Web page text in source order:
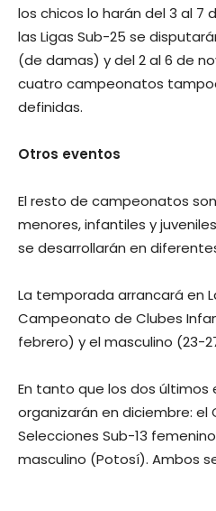
los chicos lo harán del 3 al 7
las Ligas Sub-25 se
(de damas) y del 2 al 6 de
cuatro campeonatos
definidas.
Otros eventos
El resto de campeonatos
menores, infantiles y
se desarrollarán en
La temporada arrancará en
Campeonato de Clubes
febrero) y el masculino (23-
En tanto que los dos últimos
organizarán en diciembre:
Selecciones Sub-13
masculino (Potosí). Ambos